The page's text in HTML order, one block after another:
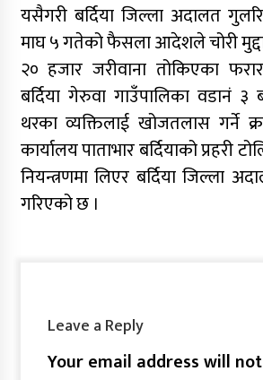
यसैगरी बर्दिया जिल्ला अदालत
माघ ५ गतेको फैसला आदेशले चोरी
२० हजार जरीवाना तोकिएका
बर्दिया गेरुवा गाउँपालिका वडानं ३
थरका व्यक्तिलाई खोजतलास गर्ने
कार्यालय पाताभार बर्दियाको प्रहरी
नियन्त्रणमा लिएर बर्दिया जिल्ला
गरिएको छ ।
Leave a Reply
Your email address will